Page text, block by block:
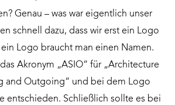
Genau – was war eigentlich unser
schnell dazu, dass wir erst ein Logo
Logo braucht man einen Namen.
Akronym „ASIO“ für „Architecture
and Outgoing“ und bei dem Logo
entschieden. Schließlich sollte es bei